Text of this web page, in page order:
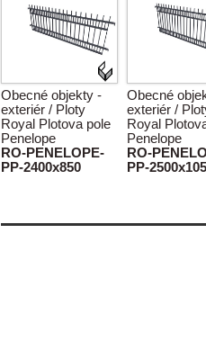
Obecné objekty -
exteriér / Ploty
Royal Plotova pole
Penelope
RO-PENELOPE-
PP-2400x850
Obecné
exteriér /
Royal
Penelope
RO-
PP-